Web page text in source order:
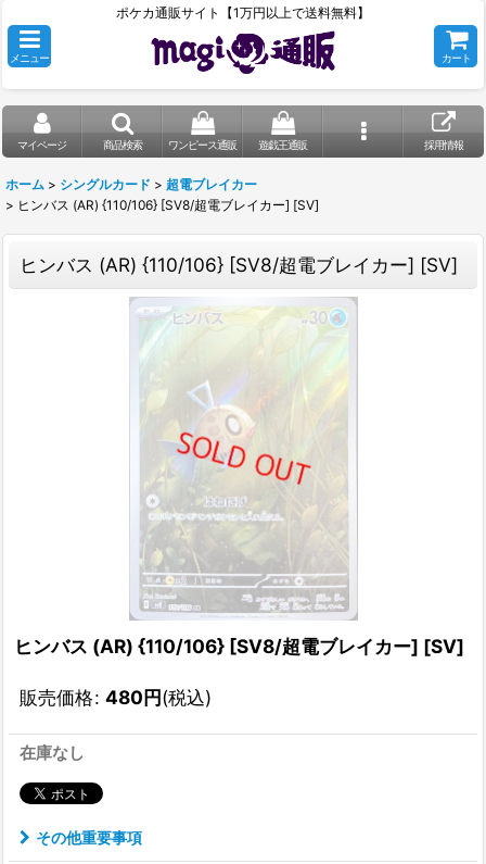
ポケカ通販サイト【1万円以上で送料無料】
メニュー カート
マイページ 商品検索 ワンピース通販 遊戯王通販 採用情報
ホーム > シングルカード > 超電ブレイカー
> ヒンバス (AR) {110/106} [SV8/超電ブレイカー] [SV]
ヒンバス (AR) {110/106} [SV8/超電ブレイカー] [SV]
ヒンバス (AR) {110/106} [SV8/超電ブレイカー] [SV]
販売価格: 480円(税込)
在庫なし
その他重要事項